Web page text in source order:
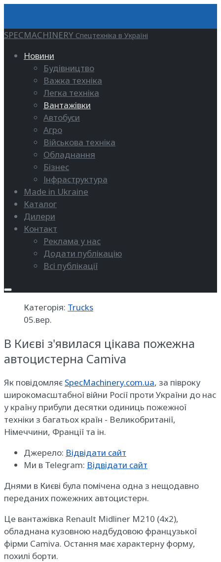
SPECMACHINERY Спецтехніка в Україні
Новини
Будівництво
Важка техніка
Легка техніка
Вантажівки
Автобуси
Агро
Військова техніка
Обладнання
Бізнес
Інфраструктура
Made in Ukraine
Каталог
Дилери
Контакт
Реклама у нас
Додати публікацію
Всі публікації
Категорія: Trucks
05.вер.
В Києві з'явилася цікава пожежна
автоцистерна Camiva
Як повідомляє SpecMachinery.com.ua, за півроку
широкомасштабної війни Росії проти України до нас
у країну прибули десятки одиниць пожежної
техніки з багатьох країн - Великобританії,
Німеччини, Франції та ін.
Джерело: Відвідати сайт
Ми в Telegram: Відвідати сайт
Днями в Києві була помічена одна з нещодавно
переданих пожежних автоцистерн.
Це вантажівка Renault Midliner М210 (4х2),
обладнана кузовною надбудовою французької
фірми Сamiva. Остання має характерну форму,
похилі борти.